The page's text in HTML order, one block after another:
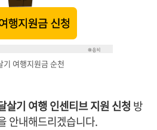
기 여행지원금 순천
살기 여행 인센티브 지원 신청 방
안내해드리겠습니다.